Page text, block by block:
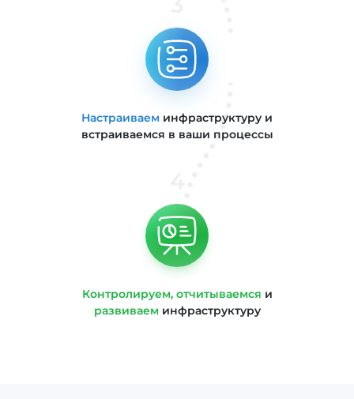
Настраиваем инфраструктуру и
встраиваемся в ваши процессы
Контролируем, отчитываемся и
развиваеминфраструктуру